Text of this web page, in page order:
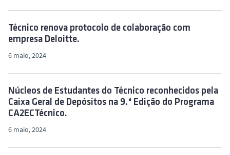
Técnico renova protocolo de colaboração com
empresa Deloitte.
6 maio, 2024
Núcleos de Estudantes do Técnico reconhecidos pela
Caixa Geral de Depósitos na 9.ª Edição do Programa
CA2ECTécnico.
6 maio, 2024